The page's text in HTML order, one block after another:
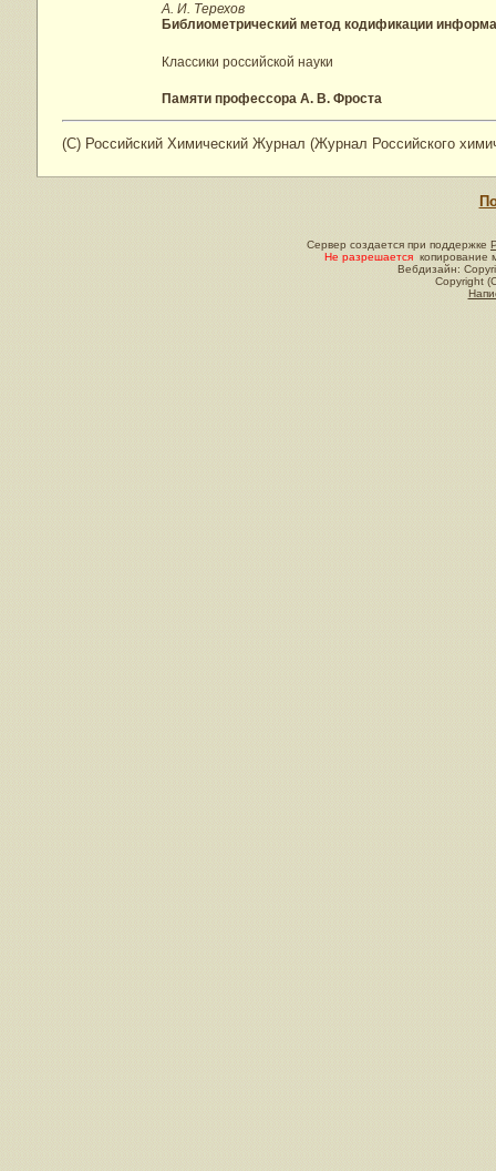
А. И. Терехов
Библиометрический метод кодификации
Классики российской науки
Памяти профессора А. В. Фроста
(C) Российский Химический Журнал (Журнал Российского
Сервер создается при поддержке
Не разрешается копирование
Вебдизайн:
Copyright